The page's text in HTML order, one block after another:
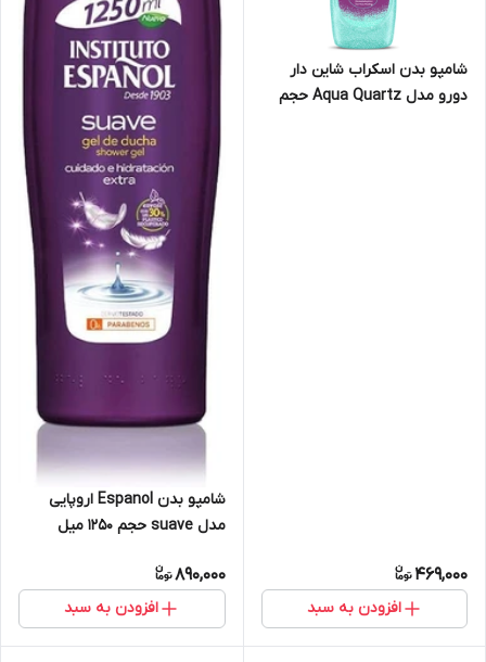
شامپو بدن اسکراب شاین دار
دورو مدل Aqua Quartz حجم
469,000
افزودن به سبد
شامپو بدن Espanol اروپایی
مدل suave حجم 1250 میل
890,000
افزودن به سبد